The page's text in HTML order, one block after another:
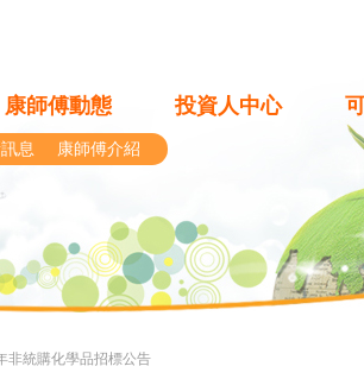
康師傅動態 投資人中心
息 康師傅介紹
非統購化學品招標公告